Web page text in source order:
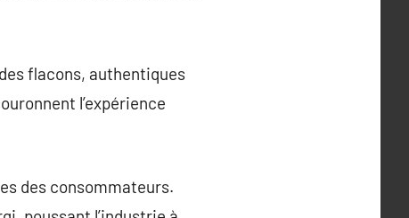
flacons, authentiques
l’expérience
des consommateurs.